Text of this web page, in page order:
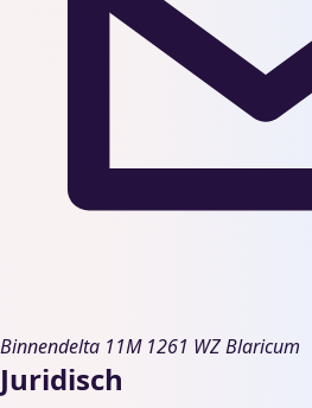
Binnendelta 11M 1261 WZ Blaricum
Juridisch